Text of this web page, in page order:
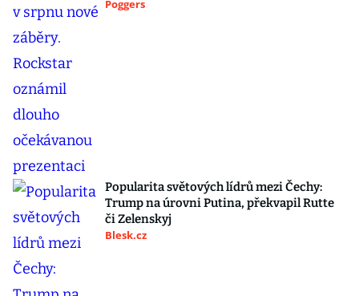
Poggers
Popularita světových lídrů mezi Čechy:
Trump na úrovni Putina, překvapil Rutte
či Zelenskyj
Blesk.cz